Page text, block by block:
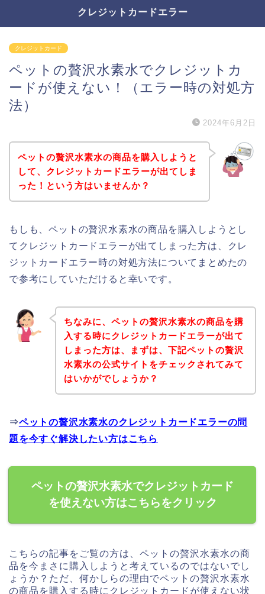
クレジットカードエラー
クレジットカード
ペットの贅沢水素水でクレジットカ
ードが使えない！（エラー時の対処方
法）
2024年6月2日
ペットの贅沢水素水の商品を購入しようと
して、クレジットカードエラーが出てしま
った！という方はいませんか？
もしも、ペットの贅沢水素水の商品を購入しようとし
てクレジットカードエラーが出てしまった方は、クレ
ジットカードエラー時の対処方法についてまとめたの
で参考にしていただけると幸いです。
ちなみに、ペットの贅沢水素水の商品を購
入する時にクレジットカードエラーが出て
しまった方は、まずは、下記ペットの贅沢
水素水の公式サイトをチェックされてみて
はいかがでしょうか？
⇒ペットの贅沢水素水のクレジットカードエラーの問
題を今すぐ解決したい方はこちら
ペットの贅沢水素水でクレジットカード
を使えない方はこちらをクリック
こちらの記事をご覧の方は、ペットの贅沢水素水の商
品を今まさに購入しようと考えているのではないでし
ょうか？ただ、何かしらの理由でペットの贅沢水素水
の商品を購入する時にクレジットカードが使えない状